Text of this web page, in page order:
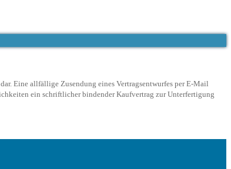
Eine allfällige Zusendung eines Vertragsentwurfes per E-Mail
ein schriftlicher bindender Kaufvertrag zur Unterfertigung